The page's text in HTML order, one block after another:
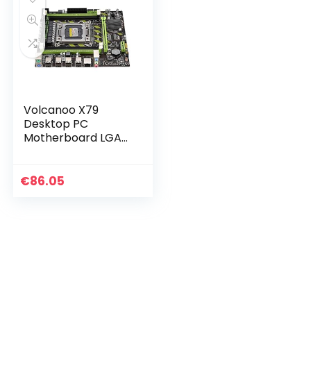
Volcanoo X79
Desktop PC
Motherboard LGA
to 64GB Memory
€86.05